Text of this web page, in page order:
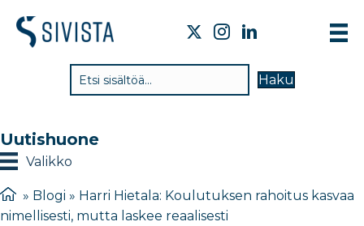
Haku
Uutishuone
Valikko
» Blogi » Harri Hietala: Koulutuksen rahoitus kasvaa
nimellisesti, mutta laskee reaalisesti